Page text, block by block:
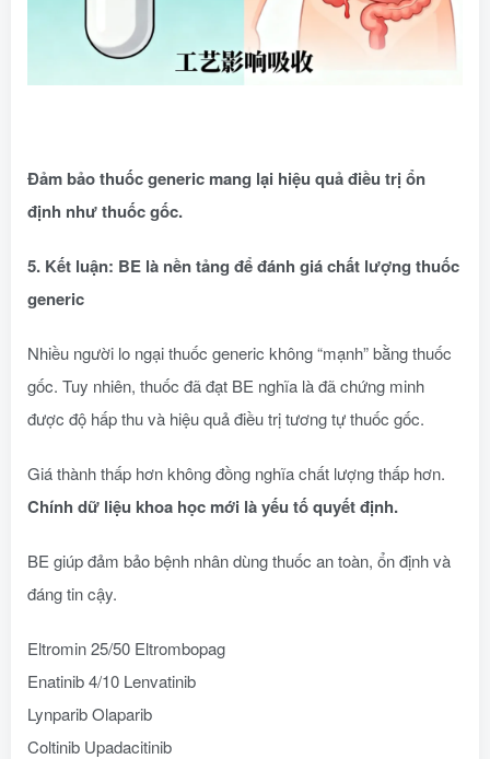
Đảm bảo thuốc generic mang lại hiệu quả điều trị ổn
định như thuốc gốc.
5. Kết luận: BE là nền tảng để đánh giá chất lượng thuốc
generic
Nhiều người lo ngại thuốc generic không “mạnh” bằng thuốc
gốc. Tuy nhiên, thuốc đã đạt BE nghĩa là đã chứng minh
được độ hấp thu và hiệu quả điều trị tương tự thuốc gốc.
Giá thành thấp hơn không đồng nghĩa chất lượng thấp hơn.
Chính dữ liệu khoa học mới là yếu tố quyết định.
BE giúp đảm bảo bệnh nhân dùng thuốc an toàn, ổn định và
đáng tin cậy.
Eltromin 25/50 Eltrombopag
Enatinib 4/10 Lenvatinib
Lynparib Olaparib
Coltinib Upadacitinib